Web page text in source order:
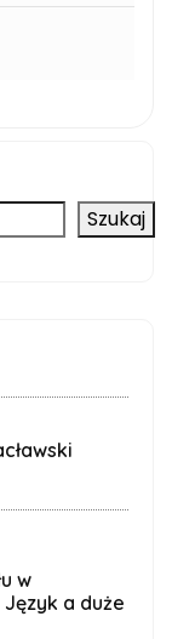
Szukaj
w
a duże